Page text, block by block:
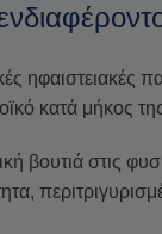
ηφαιστειακές
κατά μήκος
βουτιά στις